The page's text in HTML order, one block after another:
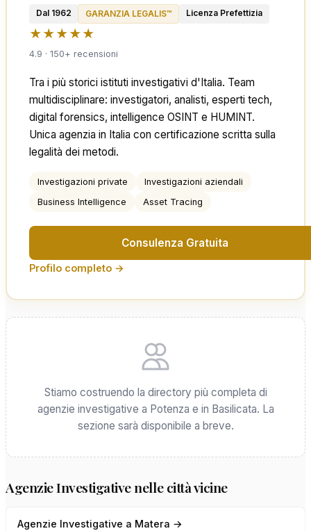
Dal 1962 GARANZIA LEGALIS™ Licenza Prefettizia
★★★★★
4.9 · 150+ recensioni
Tra i più storici istituti investigativi d'Italia. Team
multidisciplinare: investigatori, analisti, esperti tech,
digital forensics, intelligence OSINT e HUMINT.
Unica agenzia in Italia con certificazione scritta sulla
legalità dei metodi.
Investigazioni private
Investigazioni aziendali
Business Intelligence
Asset Tracing
Consulenza Gratuita
Profilo completo →
Stiamo costruendo la directory più completa di
agenzie investigative a Potenza e in Basilicata. La
sezione sarà disponibile a breve.
Agenzie Investigative nelle città vicine
Agenzie Investigative a Matera →